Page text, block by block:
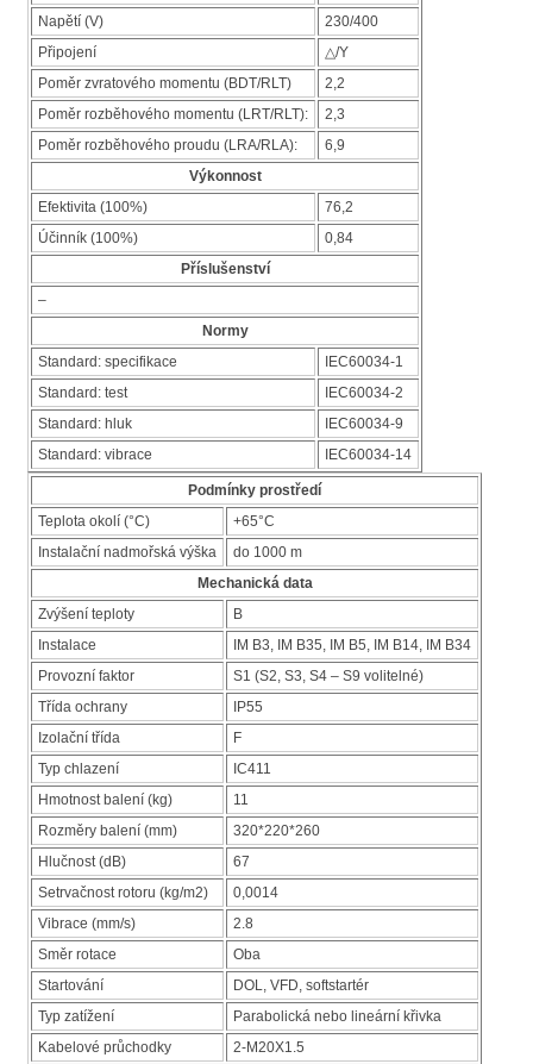
Napětí (V)
230/400
Připojení
△/Y
Poměr zvratového momentu (BDT/RLT)
2,2
Poměr rozběhového momentu (LRT/RLT):
2,3
Poměr rozběhového proudu (LRA/RLA):
6,9
Výkonnost
Efektivita (100%)
76,2
Účinník (100%)
0,84
Příslušenství
–
Normy
Standard: specifikace
IEC60034-1
Standard: test
IEC60034-2
Standard: hluk
IEC60034-9
Standard: vibrace
IEC60034-14
Podmínky prostředí
Teplota okolí (°C)
+65°C
Instalační nadmořská výška
do 1000 m
Mechanická data
Zvýšení teploty
B
Instalace
IM B3, IM B35, IM B5, IM B14, IM B34
Provozní faktor
S1 (S2, S3, S4 – S9 volitelné)
Třída ochrany
IP55
Izolační třída
F
Typ chlazení
IC411
Hmotnost balení (kg)
11
Rozměry balení (mm)
320*220*260
Hlučnost (dB)
67
Setrvačnost rotoru (kg/m2)
0,0014
Vibrace (mm/s)
2.8
Směr rotace
Oba
Startování
DOL, VFD, softstartér
Typ zatížení
Parabolická nebo lineární křivka
Kabelové průchodky
2-M20X1.5